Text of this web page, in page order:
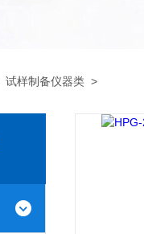
试样制备仪器类 >